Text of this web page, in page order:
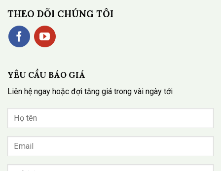
THEO DÕI CHÚNG TÔI
YÊU CẦU BÁO GIÁ
Liên hệ ngay hoặc đợi tăng giá trong vài ngày tới